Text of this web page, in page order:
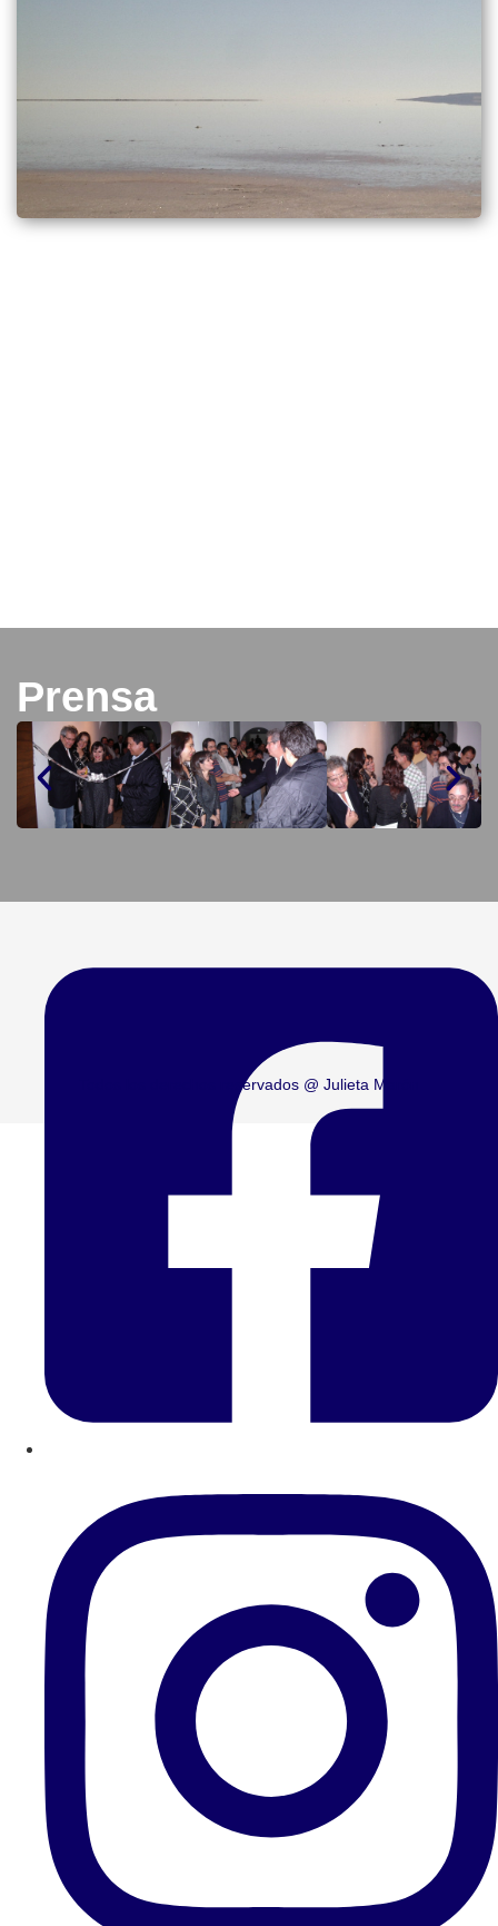
Prensa
Todos los derechos reservados @ Julieta Marón